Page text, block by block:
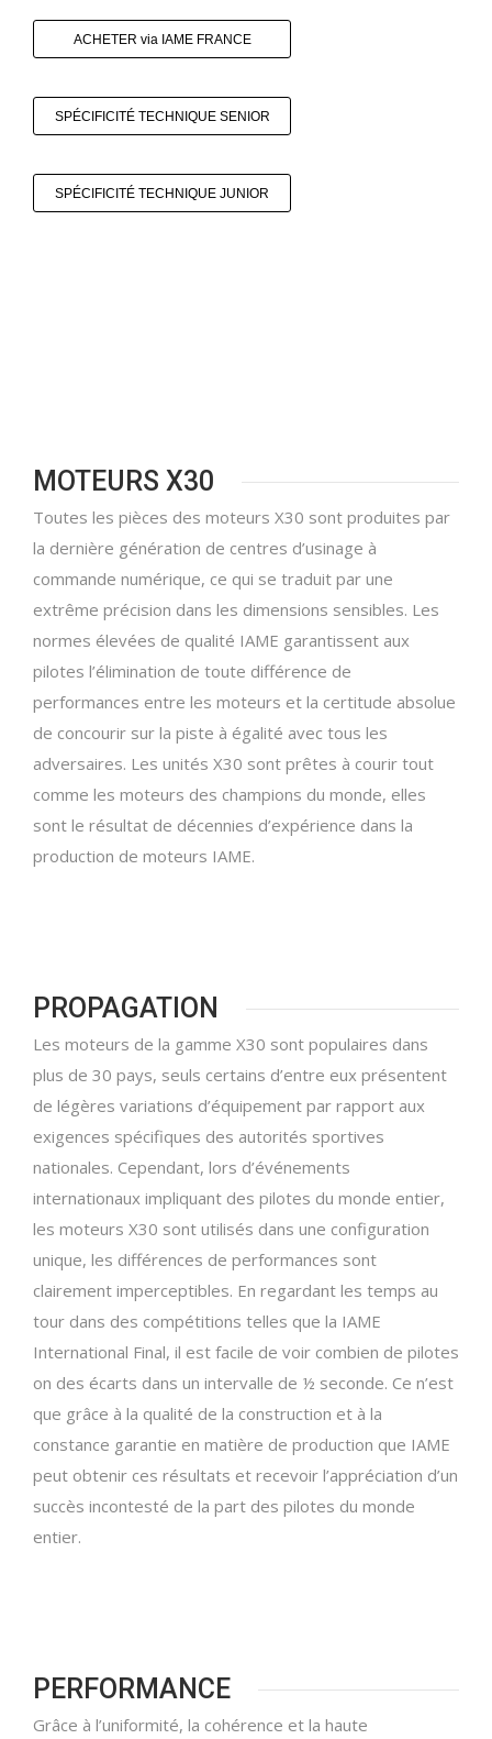
ACHETER via IAME FRANCE
SPÉCIFICITÉ TECHNIQUE SENIOR
SPÉCIFICITÉ TECHNIQUE JUNIOR
MOTEURS X30
Toutes les pièces des moteurs X30 sont produites par
la dernière génération de centres d’usinage à
commande numérique, ce qui se traduit par une
extrême précision dans les dimensions sensibles. Les
normes élevées de qualité IAME garantissent aux
pilotes l’élimination de toute différence de
performances entre les moteurs et la certitude absolue
de concourir sur la piste à égalité avec tous les
adversaires. Les unités X30 sont prêtes à courir tout
comme les moteurs des champions du monde, elles
sont le résultat de décennies d’expérience dans la
production de moteurs IAME.
PROPAGATION
Les moteurs de la gamme X30 sont populaires dans
plus de 30 pays, seuls certains d’entre eux présentent
de légères variations d’équipement par rapport aux
exigences spécifiques des autorités sportives
nationales. Cependant, lors d’événements
internationaux impliquant des pilotes du monde entier,
les moteurs X30 sont utilisés dans une configuration
unique, les différences de performances sont
clairement imperceptibles. En regardant les temps au
tour dans des compétitions telles que la IAME
International Final, il est facile de voir combien de pilotes
on des écarts dans un intervalle de ½ seconde. Ce n’est
que grâce à la qualité de la construction et à la
constance garantie en matière de production que IAME
peut obtenir ces résultats et recevoir l’appréciation d’un
succès incontesté de la part des pilotes du monde
entier.
PERFORMANCE
Grâce à l’uniformité, la cohérence et la haute